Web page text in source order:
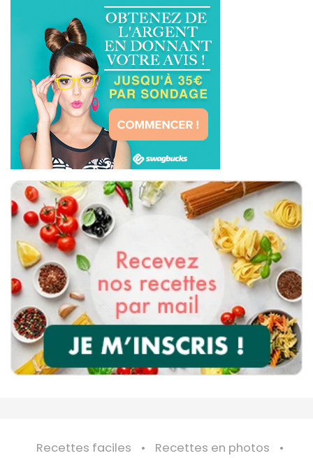
Recettes faciles
Recettes en photos